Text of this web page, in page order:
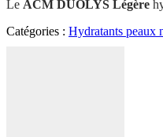
Le ACM DUOLYS Légère
Catégories : Hydratants peaux